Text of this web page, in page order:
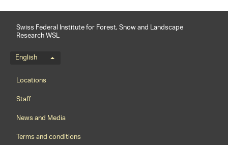
Swiss Federal Institute for Forest, Snow and Landscape
Research WSL
Language menu
English
Footernavigation
Locations
Staff
News and Media
Terms and conditions